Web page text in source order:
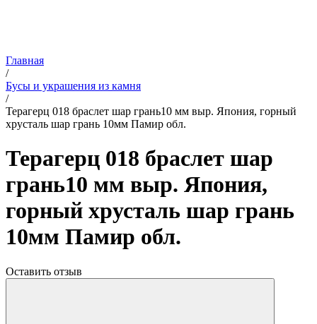
Главная
/
Бусы и украшения из камня
/
Терагерц 018 браслет шар грань10 мм выр. Япония, горный
хрусталь шар грань 10мм Памир обл.
Терагерц 018 браслет шар
грань10 мм выр. Япония,
горный хрусталь шар грань
10мм Памир обл.
Оставить отзыв